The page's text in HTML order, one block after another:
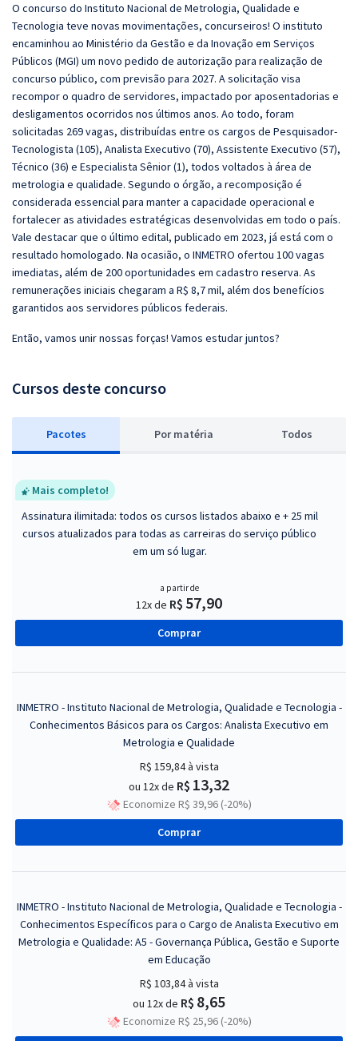
O concurso do Instituto Nacional de Metrologia, Qualidade e
Tecnologia teve novas movimentações, concurseiros! O instituto
encaminhou ao Ministério da Gestão e da Inovação em Serviços
Públicos (MGI) um novo pedido de autorização para realização de
concurso público, com previsão para 2027. A solicitação visa
recompor o quadro de servidores, impactado por aposentadorias e
desligamentos ocorridos nos últimos anos. Ao todo, foram
solicitadas 269 vagas, distribuídas entre os cargos de Pesquisador-
Tecnologista (105), Analista Executivo (70), Assistente Executivo (57),
Técnico (36) e Especialista Sênior (1), todos voltados à área de
metrologia e qualidade. Segundo o órgão, a recomposição é
considerada essencial para manter a capacidade operacional e
fortalecer as atividades estratégicas desenvolvidas em todo o país.
Vale destacar que o último edital, publicado em 2023, já está com o
resultado homologado. Na ocasião, o INMETRO ofertou 100 vagas
imediatas, além de 200 oportunidades em cadastro reserva. As
remunerações iniciais chegaram a R$ 8,7 mil, além dos benefícios
garantidos aos servidores públicos federais.
Então, vamos unir nossas forças! Vamos estudar juntos?
Cursos deste concurso
Pacotes Por matéria Todos
Mais completo!
Assinatura ilimitada: todos os cursos listados abaixo e + 25 mil
cursos atualizados para todas as carreiras do serviço público
em um só lugar.
a partir de
12x de R$ 57,90
Comprar
INMETRO - Instituto Nacional de Metrologia, Qualidade e Tecnologia -
Conhecimentos Básicos para os Cargos: Analista Executivo em
Metrologia e Qualidade
R$ 159,84à vista
ou 12x de R$ 13,32
Economize R$ 39,96 (-20%)
Comprar
INMETRO - Instituto Nacional de Metrologia, Qualidade e Tecnologia -
Conhecimentos Específicos para o Cargo de Analista Executivo em
Metrologia e Qualidade: A5 - Governança Pública, Gestão e Suporte
em Educação
R$ 103,84à vista
ou 12x de R$ 8,65
Economize R$ 25,96 (-20%)